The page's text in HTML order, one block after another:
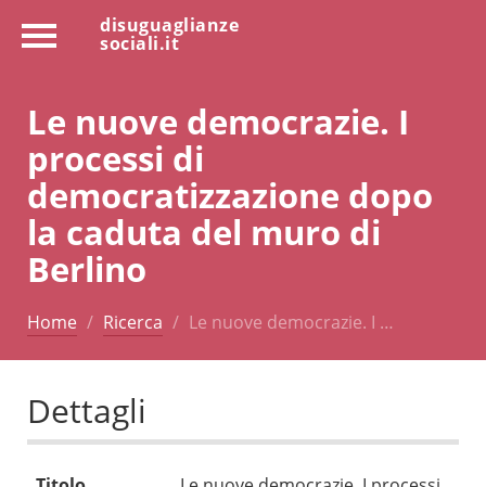
disuguaglianze
sociali.it
Le nuove democrazie. I
processi di
democratizzazione dopo
la caduta del muro di
Berlino
Home Ricerca Le nuove democrazie. I …
Dettagli